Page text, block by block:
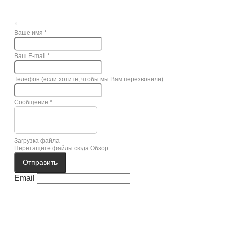
×
Ваше имя *
Ваш E-mail *
Телефон (если хотите, чтобы мы Вам перезвонили)
Сообщение *
Загрузка файла
Перетащите файлы сюда Обзор
Отправить
Email